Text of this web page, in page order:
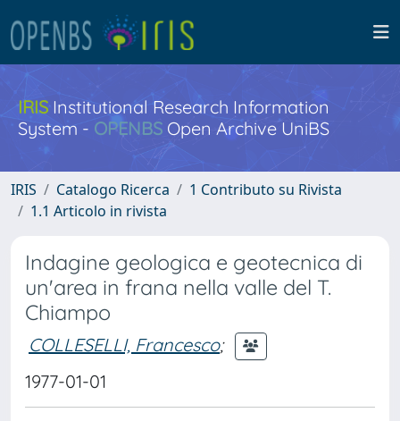
IRISInstitutional Research Information
System - OPENBS Open Archive UniBS
IRIS Catalogo Ricerca
1 Contributo su Rivista
1.1 Articolo in rivista
Indagine geologica e geotecnica di
un'area in frana nella valle del T.
Chiampo
COLLESELLI, Francesco;
1977-01-01